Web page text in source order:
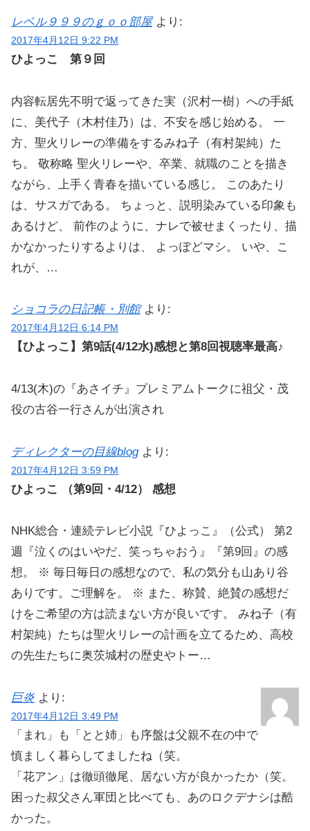
レベル９９９のｇｏｏ部屋 より:
2017年4月12日 9:22 PM
ひよっこ 第９回
内容転居先不明で返ってきた実（沢村一樹）への手紙
に、美代子（木村佳乃）は、不安を感じ始める。 一
方、聖火リレーの準備をするみね子（有村架純）た
ち。 敬称略 聖火リレーや、卒業、就職のことを描き
ながら、上手く青春を描いている感じ。 このあたり
は、サスガである。 ちょっと、説明染みている印象も
あるけど、 前作のように、ナレで被せまくったり、描
かなかったりするよりは、 よっぽどマシ。 いや、こ
れが、…
ショコラの日記帳・別館 より:
2017年4月12日 6:14 PM
【ひよっこ】第9話(4/12水)感想と第8回視聴率最高♪
4/13(木)の『あさイチ』プレミアムトークに祖父・茂
役の古谷一行さんが出演され
ディレクターの目線blog より:
2017年4月12日 3:59 PM
ひよっこ （第9回・4/12） 感想
NHK総合・連続テレビ小説『ひよっこ』（公式） 第2
週『泣くのはいやだ、笑っちゃおう』『第9回』の感
想。 ※ 毎日毎日の感想なので、私の気分も山あり谷
ありです。ご理解を。 ※ また、称賛、絶賛の感想だ
けをご希望の方は読まない方が良いです。 みね子（有
村架純）たちは聖火リレーの計画を立てるため、高校
の先生たちに奥茨城村の歴史やトー…
巨炎 より:
2017年4月12日 3:49 PM
「まれ」も「とと姉」も序盤は父親不在の中で
慎ましく暮らしてましたね（笑。
「花アン」は徹頭徹尾、居ない方が良かったか（笑。
困った叔父さん軍団と比べても、あのロクデナシは酷
かった。